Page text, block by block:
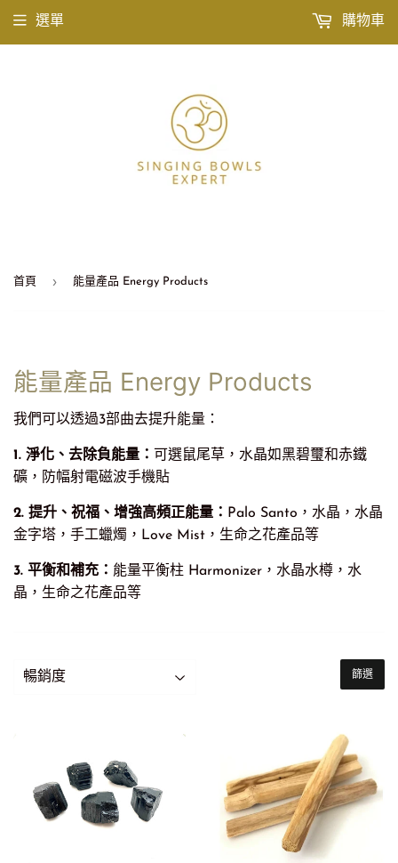
選單 購物車
首頁 › 能量產品 Energy Products
能量產品 Energy Products
我們可以透過3部曲去提升能量：
1. 淨化、去除負能量： 可選鼠尾草，水晶如黑碧璽和赤鐵
礦，防幅射電磁波手機貼
2. 提升、祝福 、增強高頻正能量： Palo Santo，水晶，水晶
金字塔，手工蠟燭，Love Mist， 生命之花產品等
3. 平衡和補充： 能量平衡柱 Harmonizer，水晶水樽，水
晶，生命之花產品等
篩選